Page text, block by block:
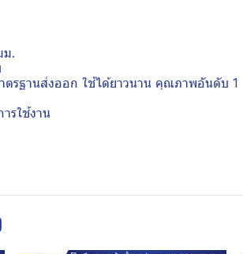
ม.
รฐานส่งออก ใช้ได้ยาวนาน คุณภาพอันดับ 1
รใช้งาน